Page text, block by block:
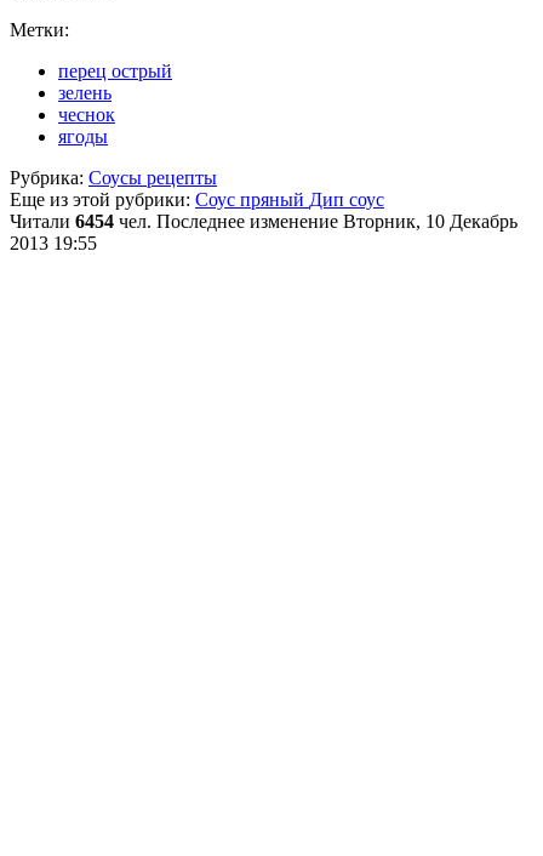
Метки:
перец острый
зелень
чеснок
ягоды
Рубрика: Соусы рецепты
Еще из этой рубрики: Соус пряный Дип соус
Читали 6454 чел. Последнее изменение Вторник, 10 Декабрь
2013 19:55